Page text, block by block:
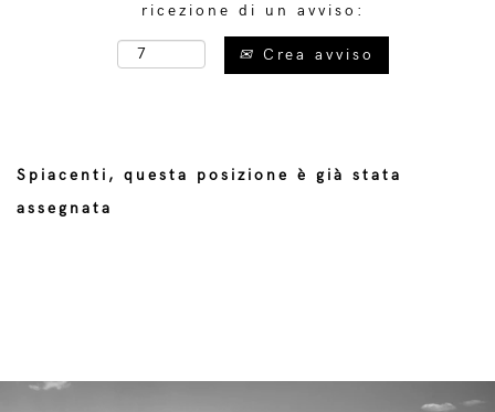
ricezione di un avviso:
Crea avviso
Spiacenti, questa posizione è già stata
assegnata